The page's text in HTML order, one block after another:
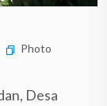
Photo
Desa